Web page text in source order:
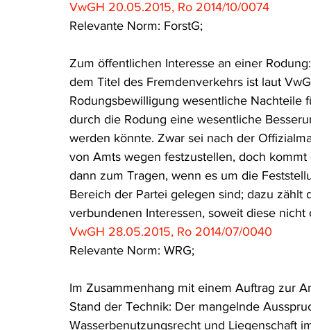
Wasserrecht RDU Umwelt-Ausgabe Erdgas
VwGH 20.05.2015, Ro 2014/10/0074
Relevante Norm: ForstG;
Zum öffentlichen Interesse an einer
dem Titel des Fremdenverkehrs ist laut
Rodungsbewilligung wesentliche
durch die Rodung eine wesentliche
werden könnte. Zwar sei nach der
von Amts wegen festzustellen, doch
dann zum Tragen, wenn es um die
Bereich der Partei gelegen sind; dazu
verbundenen Interessen, soweit diese nicht
VwGH 28.05.2015, Ro 2014/07/0040
Relevante Norm: WRG;
Im Zusammenhang mit einem Auftrag zur
Stand der Technik: Der mangelnde
Wasserbenutzungsrecht und Liegenschaft